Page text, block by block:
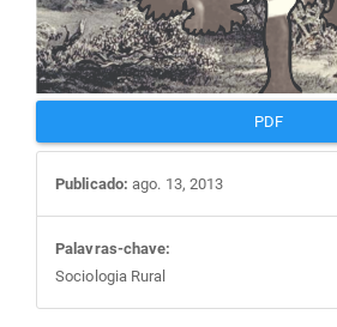
PDF
Publicado: ago. 13, 2013
Palavras-chave:
Sociologia Rural